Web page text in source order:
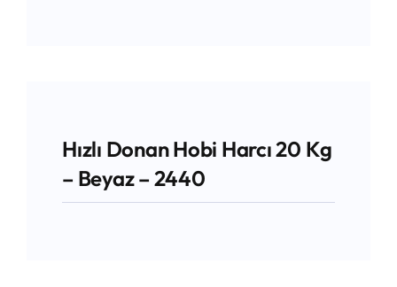
Hızlı Donan Hobi Harcı 20 Kg
– Beyaz – 2440